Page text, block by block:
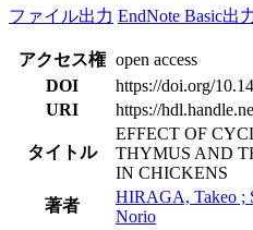
ファイル出力 EndNote Basic出
アクセス権 open access
DOI
https://doi.org/
URI
https://
タイトル
EFFECT OF
THYMUS AND
IN CHICKENS
著者
HIRAGA, Takeo ;
Norio